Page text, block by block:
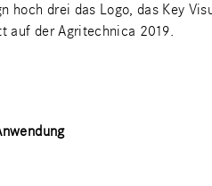
hoch drei das Logo, das Key
auf der Agritechnica 2019.